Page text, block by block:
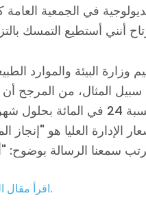
العمل معنا
الصحافة
حفلتك
Vote
تبرع
في الجمعية
وزارة البيئة والموارد
سبيل المثال، من المرجح
قسم جودة المياه، على سبيل المثال، بنسبة
2011. وقد أصبح شعار الإدارة العليا هو
اقرأ مقال الرأي كاملاً على الإنترنت هنا.